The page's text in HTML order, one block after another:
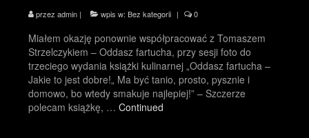
przez admin | wpis w: Bez kategorii | 0
Miałem okazję ponownie współpracować z Tomaszem
Strzelczykiem – Oddasz fartucha, przy sesji foto do
trzeciego wydania książki kulinarnej „Oddasz fartucha –
Jakie to jest dobre!„ Ma być tanio, prosto, pysznie i
domowo, bo wtedy smakuje najlepiej!” – Szczerze
polecam książkę, … Continued